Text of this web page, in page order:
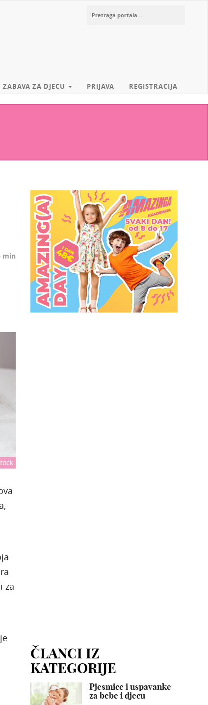
ZABAVA ZA DJECU PRIJAVA REGISTRACIJA
min
za
ČLANCI IZ
KATEGORIJE
Pjesmice i uspavanke
za bebe i djecu